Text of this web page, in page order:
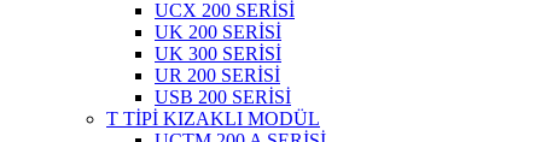
UCX 200 SERİSİ
UK 200 SERİSİ
UK 300 SERİSİ
UR 200 SERİSİ
USB 200 SERİSİ
T TİPİ KIZAKLI MODÜL